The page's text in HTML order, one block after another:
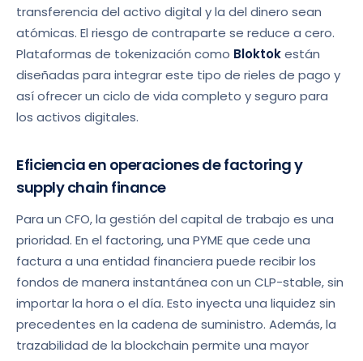
transferencia del activo digital y la del dinero sean
atómicas. El riesgo de contraparte se reduce a cero.
Plataformas de tokenización como Bloktokestán
diseñadas para integrar este tipo de rieles de pago y
así ofrecer un ciclo de vida completo y seguro para
los activos digitales.
Eficiencia en operaciones de factoring y
supply chain finance
Para un CFO, la gestión del capital de trabajo es una
prioridad. En el factoring, una PYME que cede una
factura a una entidad financiera puede recibir los
fondos de manera instantánea con un CLP-stable, sin
importar la hora o el día. Esto inyecta una liquidez sin
precedentes en la cadena de suministro. Además, la
trazabilidad de la blockchain permite una mayor